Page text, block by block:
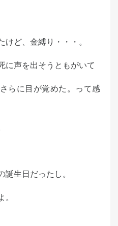
けど、金縛り・・・。
に声を出そうともがいて
らに目が覚めた。って感
誕生日だったし。
。